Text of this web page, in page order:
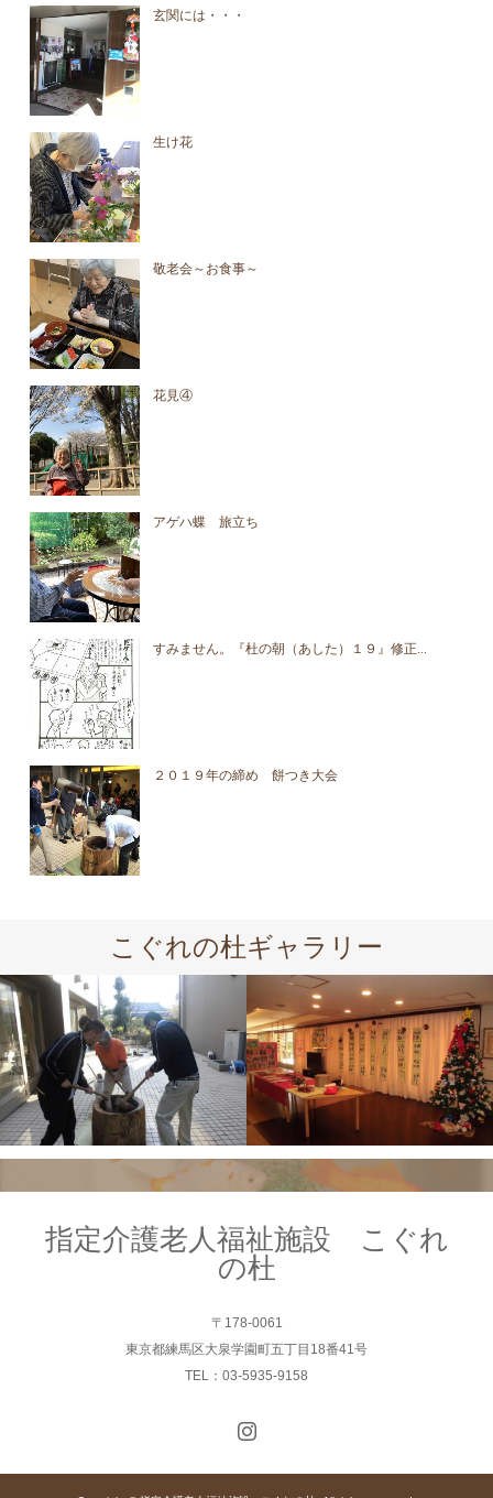
玄関には・・・
生け花
敬老会～お食事～
花見④
アゲハ蝶 旅立ち
すみません。『杜の朝（あした）１９』修正...
２０１９年の締め 餅つき大会
こぐれの杜ギャラリー
指定介護老人福祉施設 こぐれ
の杜
〒178-0061
東京都練馬区大泉学園町五丁目18番41号
TEL：03-5935-9158